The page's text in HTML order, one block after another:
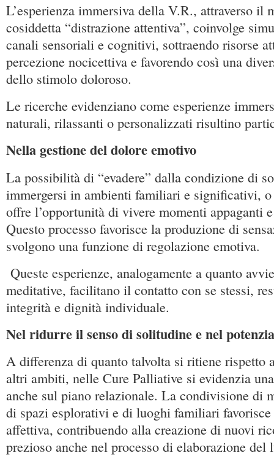
L’esperienza immersiva della V.R., attraverso il
cosiddetta “distrazione attentiva”, coinvolge
canali sensoriali e cognitivi, sottraendo risorse
percezione nocicettiva e favorendo così una
dello stimolo doloroso.
Le ricerche evidenziano come esperienze
naturali, rilassanti o personalizzati risultino
Nella gestione del dolore emotivo
La possibilità di “evadere” dalla condizione di
immergersi in ambienti familiari e significativi,
offre l’opportunità di vivere momenti appaganti
Questo processo favorisce la produzione di
svolgono una funzione di regolazione emotiva.
Queste esperienze, analogamente a quanto
meditative, facilitano il contatto con se stessi,
integrità e dignità individuale.
Nel ridurre il senso di solitudine e nel
A differenza di quanto talvolta si ritiene rispetto
altri ambiti, nelle Cure Palliative si evidenzia
anche sul piano relazionale. La condivisione di
di spazi esplorativi e di luoghi familiari
affettiva, contribuendo alla creazione di nuovi
prezioso anche nel processo di elaborazione del